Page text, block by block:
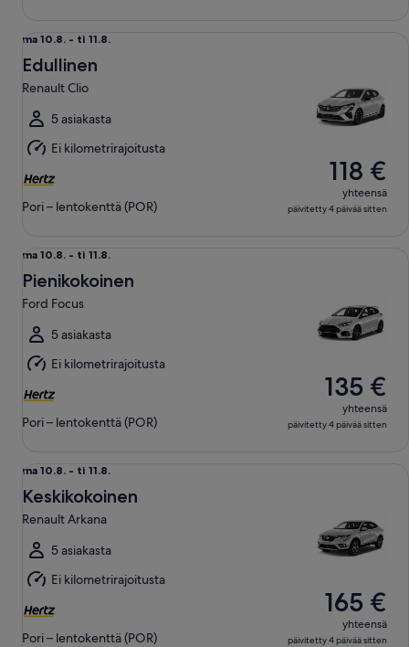
ma
10.8.
viiva
ti
11.8.
ma 10.8. - ti 11.8.
Edullinen
Renault Clio
5 asiakasta
Ei kilometrirajoitusta
Pori – lentokenttä (POR)
118 €
yhteensä
päivitetty 4 päivää sitten
ma
10.8.
viiva
ti
11.8.
ma 10.8. - ti 11.8.
Pienikokoinen
Ford Focus
5 asiakasta
Ei kilometrirajoitusta
Pori – lentokenttä (POR)
135 €
yhteensä
päivitetty 4 päivää sitten
ma
10.8.
viiva
ti
11.8.
ma 10.8. - ti 11.8.
Keskikokoinen
Renault Arkana
5 asiakasta
Ei kilometrirajoitusta
Pori – lentokenttä (POR)
165 €
yhteensä
päivitetty 4 päivää sitten